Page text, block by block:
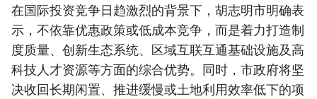
在国际投资竞争日趋激烈的背景下，胡志明市明确表
示，不依靠优惠政策或低成本竞争，而是着力打造制
度质量、创新生态系统、区域互联互通基础设施及高
科技人才资源等方面的综合优势。同时，市政府将坚
决收回长期闲置、推进缓慢或土地利用效率低下的项